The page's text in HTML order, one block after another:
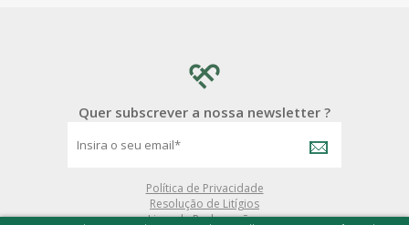
Quer subscrever a nossa newsletter ?
Política de Privacidade
Resolução de Litígios
Livro de Reclamações